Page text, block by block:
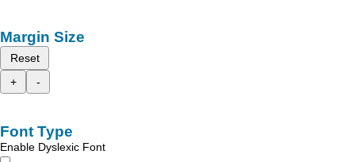
Margin Size
Reset
+
-
Font Type
Enable Dyslexic Font